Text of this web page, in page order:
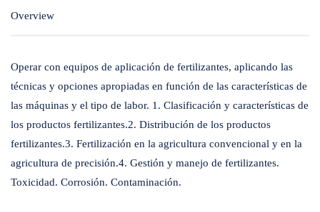
Overview
Operar con equipos de aplicación de fertilizantes, aplicando las
técnicas y opciones apropiadas en función de las características de
las máquinas y el tipo de labor. 1. Clasificación y características de
los productos fertilizantes.2. Distribución de los productos
fertilizantes.3. Fertilización en la agricultura convencional y en la
agricultura de precisión.4. Gestión y manejo de fertilizantes.
Toxicidad. Corrosión. Contaminación.